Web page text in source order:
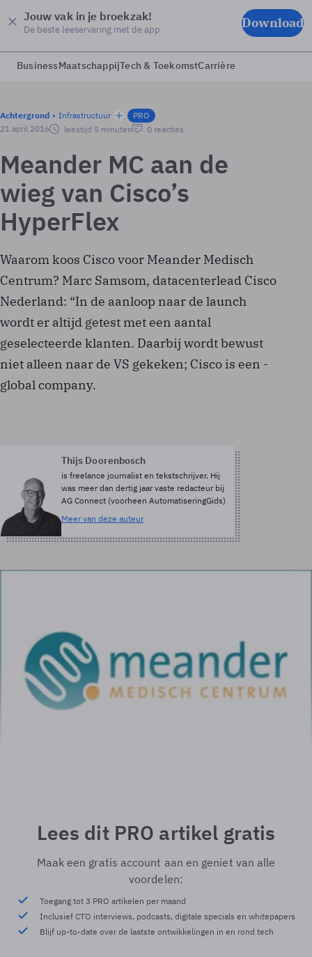
Jouw vak in je broekzak!
De beste leeservaring met de app Download
BusinessMaatschappijTech & ToekomstCarrière
Achtergrond Infrastructuur
PRO
21 april 2016
leestijd 5 minuten 0 reacties
Meander MC aan de
wieg van ­Cisco’s
HyperFlex
Waarom koos Cisco voor Meander Medisch
Centrum? Marc Samsom, datacenterlead Cisco
Nederland: “In de aanloop naar de launch
wordt er altijd getest met een aantal
geselecteerde klanten. Daarbij wordt bewust
niet alleen naar de VS gekeken; Cisco is een ­
global company.
Thijs Doorenbosch
is freelance journalist en tekstschrijver. Hij
was meer dan dertig jaar vaste redacteur bij
AG Connect (voorheen AutomatiseringGids)
Meer van deze auteur
Lees dit PRO artikel gratis
Maak een gratis account aan en geniet van alle
voordelen:
Toegang tot 3 PRO artikelen per maand
Inclusief CTO interviews, podcasts, digitale specials en whitepapers
Blijf up-to-date over de laatste ontwikkelingen in en rond tech